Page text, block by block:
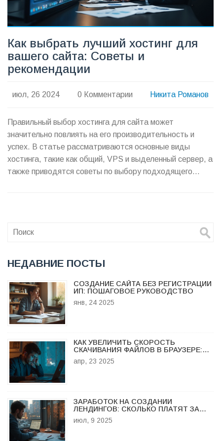
Как выбрать лучший хостинг для
вашего сайта: Советы и
рекомендации
июл, 26 2024 0 Комментарии Никита Романов
Правильный выбор хостинга для сайта может
значительно повлиять на его производительность и
успех. В статье рассматриваются основные виды
хостинга, такие как общий, VPS и выделенный сервер, а
также приводятся советы по выбору подходящего
НЕДАВНИЕ ПОСТЫ
СОЗДАНИЕ САЙТА БЕЗ РЕГИСТРАЦИИ
ИП: ПОШАГОВОЕ РУКОВОДСТВО
янв, 24 2025
КАК УВЕЛИЧИТЬ СКОРОСТЬ
СКАЧИВАНИЯ ФАЙЛОВ В БРАУЗЕРЕ:
ПРОСТЫЕ СОВЕТЫ И ВАЖНЫЕ
ДЕТАЛИ
апр, 23 2025
ЗАРАБОТОК НА СОЗДАНИИ
ЛЕНДИНГОВ: СКОЛЬКО ПЛАТЯТ ЗА
РАЗРАБОТКУ И КАК ПОВЫСИТЬ
ДОХОД
июл, 9 2025